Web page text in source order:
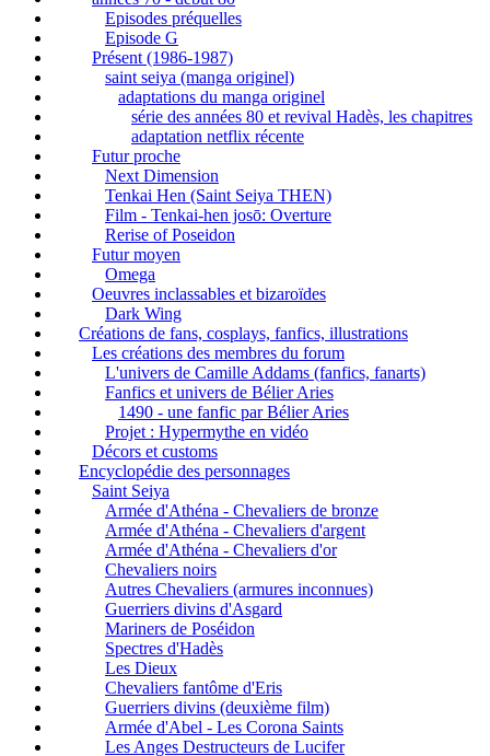
Episodes préquelles
Episode G
Présent (1986-1987)
saint seiya (manga originel)
adaptations du manga originel
série des années 80 et revival Hadès, les chapitres
adaptation netflix récente
Futur proche
Next Dimension
Tenkai Hen (Saint Seiya THEN)
Film - Tenkai-hen josō: Overture
Rerise of Poseidon
Futur moyen
Omega
Oeuvres inclassables et bizaroïdes
Dark Wing
Créations de fans, cosplays, fanfics, illustrations
Les créations des membres du forum
L'univers de Camille Addams (fanfics, fanarts)
Fanfics et univers de Bélier Aries
1490 - une fanfic par Bélier Aries
Projet : Hypermythe en vidéo
Décors et customs
Encyclopédie des personnages
Saint Seiya
Armée d'Athéna - Chevaliers de bronze
Armée d'Athéna - Chevaliers d'argent
Armée d'Athéna - Chevaliers d'or
Chevaliers noirs
Autres Chevaliers (armures inconnues)
Guerriers divins d'Asgard
Mariners de Poséidon
Spectres d'Hadès
Les Dieux
Chevaliers fantôme d'Eris
Guerriers divins (deuxième film)
Armée d'Abel - Les Corona Saints
Les Anges Destructeurs de Lucifer